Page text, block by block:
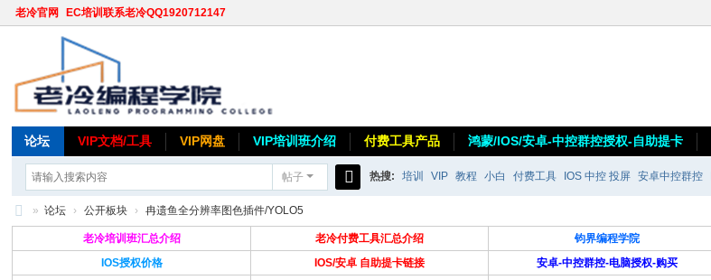
老冷官网 EC培训联系老冷QQ1920712147
论坛 VIP文档/工具 VIP网盘 VIP培训班介绍 付费工具产品 鸿蒙/IOS/安卓-中控群控授权-自助提卡
帖子
索
热搜: 培训 VIP 教程 小白 付费工具 IOS 中控 投屏 安卓中控群控
» 论坛 › 公开板块 › 冉遗鱼全分辨率图色插件/YOLO5
老冷培训班汇总介绍 老冷付费工具汇总介绍 钧界编程学院
IOS授权价格
IOS/安卓 自助提卡链接 安卓-中控群控-电脑授权-购买